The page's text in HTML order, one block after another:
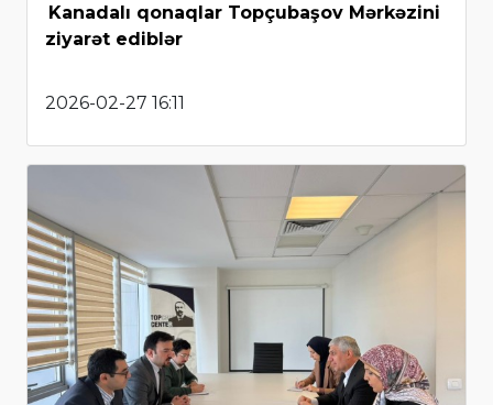
Kanadalı qonaqlar Topçubaşov Mərkəzini
ziyarət ediblər
2026-02-27 16:11